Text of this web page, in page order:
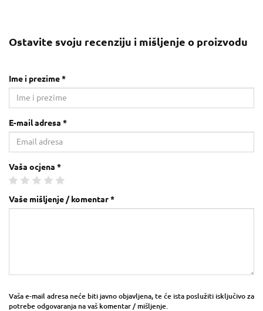
Ostavite svoju recenziju i mišljenje o proizvodu
Ime i prezime *
E-mail adresa *
Vaša ocjena *
Vaše mišljenje / komentar *
Vaša e-mail adresa neće biti javno objavljena, te će ista poslužiti isključivo za
potrebe odgovaranja na vaš komentar / mišljenje.